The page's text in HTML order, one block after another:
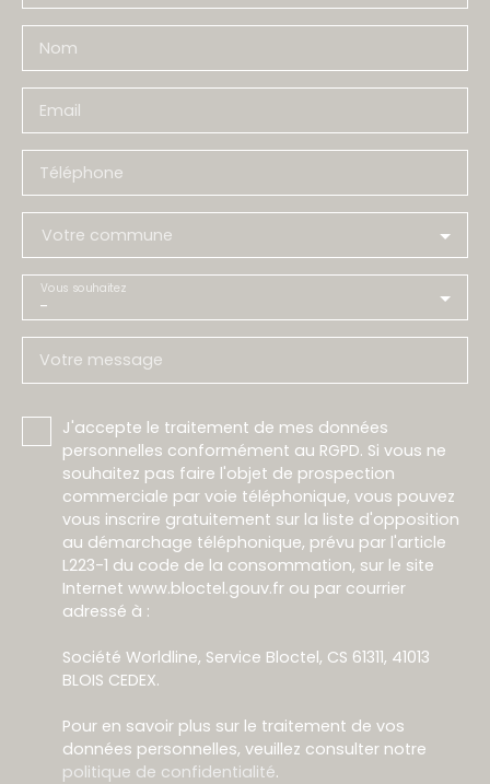
Nom
Email
Téléphone
Votre commune
-
Vous souhaitez
Votre message
J'accepte le traitement de mes données
personnelles conformément au RGPD. Si vous ne
souhaitez pas faire l'objet de prospection
commerciale par voie téléphonique, vous pouvez
vous inscrire gratuitement sur la liste d'opposition
au démarchage téléphonique, prévu par l'article
L223-1 du code de la consommation, sur le site
Internet www.bloctel.gouv.fr ou par courrier
adressé à :
Société Worldline, Service Bloctel, CS 61311, 41013
BLOIS CEDEX.
Pour en savoir plus sur le traitement de vos
données personnelles, veuillez consulter notre
politique de confidentialité.